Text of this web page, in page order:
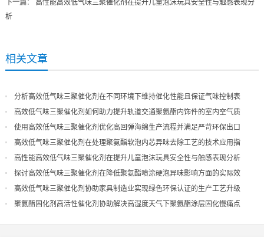
下一篇： 高性能高效低气味三聚催化剂在提升儿童泡沫玩具安全性与触感表现分
析
相关文章
分析高效低气味三聚催化剂在不同环境下维持催化性能且保证气味控制表
现
高效低气味三聚催化剂如何助力提升轨道交通聚氨酯内饰件的室内空气质
量
使用高效低气味三聚催化剂优化高回弹海绵生产流程并满足严苛环保出口
高效低气味三聚催化剂在处理聚氨酯软泡内芯异味去除工艺的技术应用指
导
高性能高效低气味三聚催化剂在提升儿童泡沫玩具安全性与触感表现分析
探讨高效低气味三聚催化剂在降低聚氨酯喷涂硬泡异味影响方面的实际效
果
高效低气味三聚催化剂协助家具制造业实现绿色环保认证的生产工艺升级
聚氨酯固化剂高活性催化剂协助解决高湿度天气下聚氨酯涂层固化慢痛点